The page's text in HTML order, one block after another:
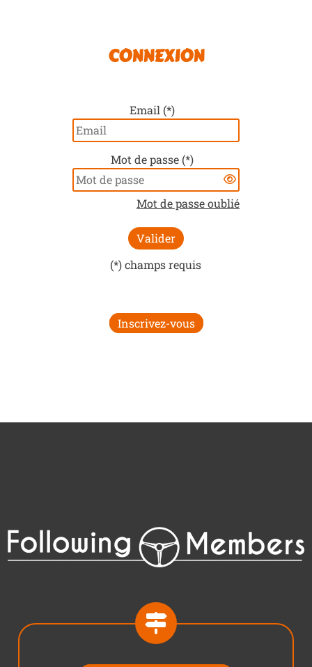
CONNEXION
Email (*)
Mot de passe (*)
Mot de passe oublié
(*) champs requis
Inscrivez-vous